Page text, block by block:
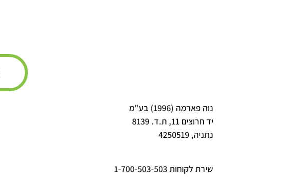
נוה פארמה (1996) בע"מ
יד חרוצים 11, ת.ד. 8139
נתניה, 4250519
שירת לקוחות 1-700-503-503